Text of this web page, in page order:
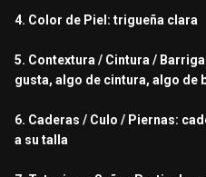
4. Color de Piel: trigueña clara
5. Contextura / Cintura /
gusta, algo de cintura, algo de
6. Caderas / Culo / Piernas:
a su talla